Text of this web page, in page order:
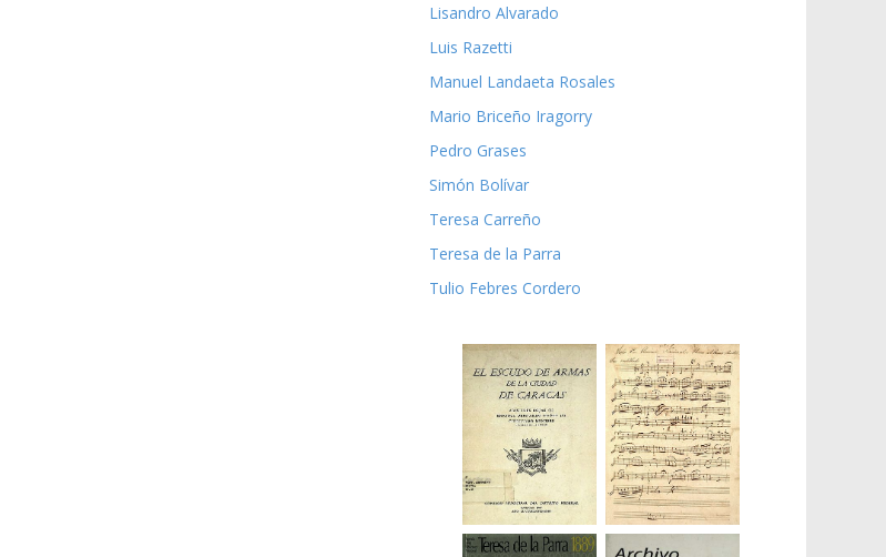
Lisandro Alvarado
Luis Razetti
Manuel Landaeta Rosales
Mario Briceño Iragorry
Pedro Grases
Simón Bolívar
Teresa Carreño
Teresa de la Parra
Tulio Febres Cordero